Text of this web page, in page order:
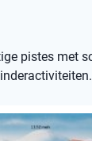
pistes met